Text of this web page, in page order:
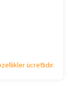
ücretlidir.